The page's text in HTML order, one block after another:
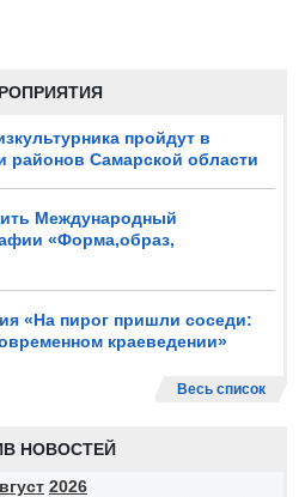
пройдут в
районов Самарской области
Международный
«Форма,образ,
«На пирог пришли соседи:
краеведении»
Весь список
НОВОСТЕЙ
2026